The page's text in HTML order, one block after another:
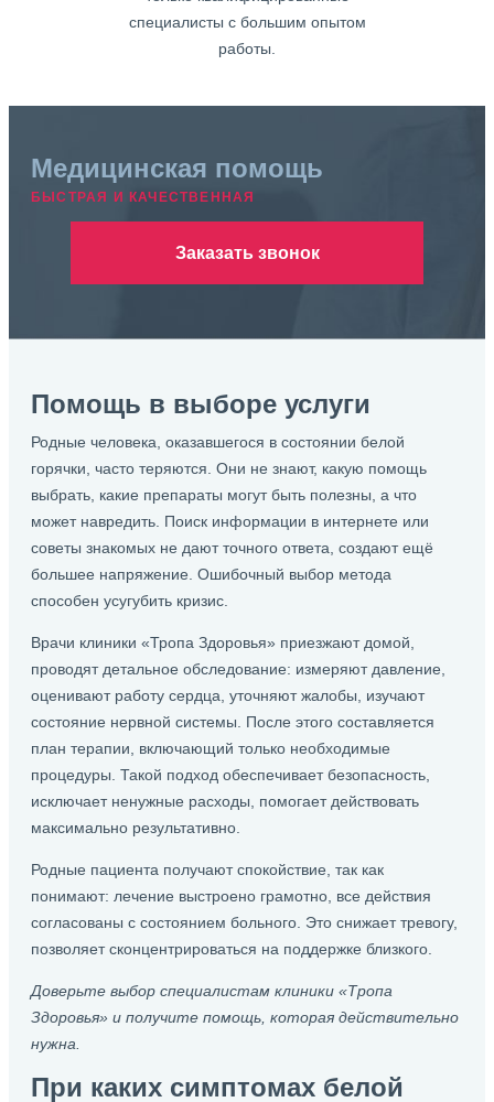
специалисты с большим опытом
работы.
Медицинская помощь
БЫСТРАЯ И КАЧЕСТВЕННАЯ
Заказать звонок
Помощь в выборе услуги
Родные человека, оказавшегося в состоянии белой
горячки, часто теряются. Они не знают, какую помощь
выбрать, какие препараты могут быть полезны, а что
может навредить. Поиск информации в интернете или
советы знакомых не дают точного ответа, создают ещё
большее напряжение. Ошибочный выбор метода
способен усугубить кризис.
Врачи клиники «Тропа Здоровья» приезжают домой,
проводят детальное обследование: измеряют давление,
оценивают работу сердца, уточняют жалобы, изучают
состояние нервной системы. После этого составляется
план терапии, включающий только необходимые
процедуры. Такой подход обеспечивает безопасность,
исключает ненужные расходы, помогает действовать
максимально результативно.
Родные пациента получают спокойствие, так как
понимают: лечение выстроено грамотно, все действия
согласованы с состоянием больного. Это снижает тревогу,
позволяет сконцентрироваться на поддержке близкого.
Доверьте выбор специалистам клиники «Тропа
Здоровья» и получите помощь, которая действительно
нужна.
При каких симптомах белой